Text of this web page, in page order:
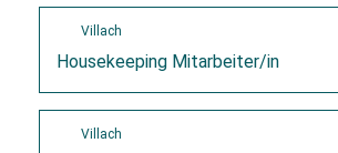
Villach
Housekeeping Mitarbeiter/in
Villach